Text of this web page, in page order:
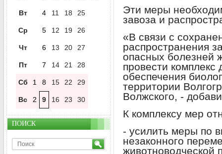
Эти меры
завоза и
«В связи с
распространения
опасных болезней
провести
обеспечения
территории
Волжского, -
К комплексу мер
- усилить меры по
незаконного
животноводческой
Вт 4 11 18 25
Ср 5 12 19 26
Чт 6 13 20 27
Пт 7 14 21 28
Сб 1 8 15 22 29
Вс 2 9 16 23 30
ПОИСК